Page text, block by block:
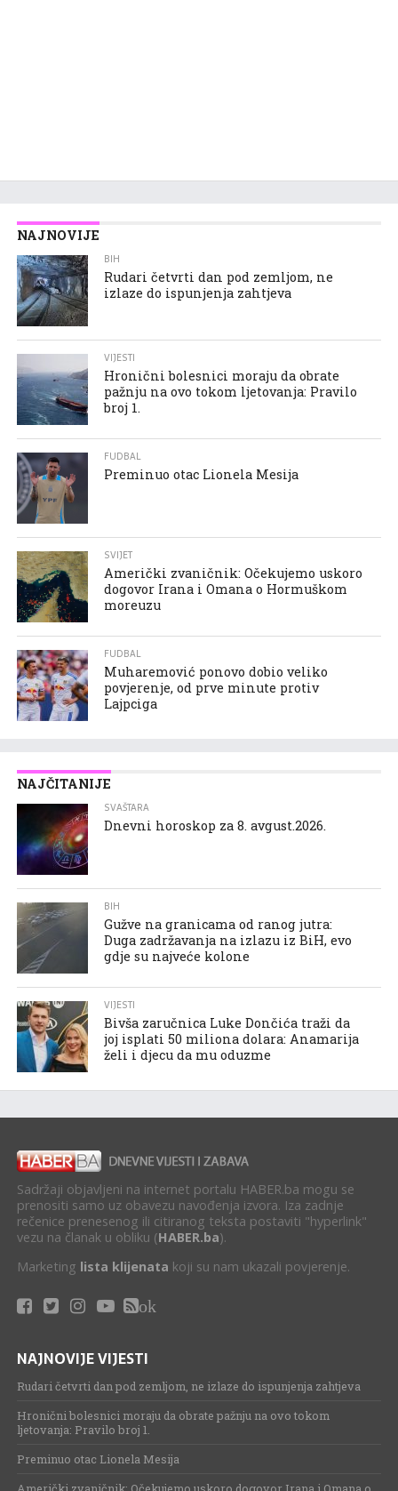
NAJNOVIJE
BIH
Rudari četvrti dan pod zemljom, ne
izlaze do ispunjenja zahtjeva
VIJESTI
Hronični bolesnici moraju da obrate
pažnju na ovo tokom ljetovanja: Pravilo
broj 1.
FUDBAL
Preminuo otac Lionela Mesija
SVIJET
Američki zvaničnik: Očekujemo uskoro
dogovor Irana i Omana o Hormuškom
moreuzu
FUDBAL
Muharemović ponovo dobio veliko
povjerenje, od prve minute protiv
Lajpciga
NAJČITANIJE
SVAŠTARA
Dnevni horoskop za 8. avgust.2026.
BIH
Gužve na granicama od ranog jutra:
Duga zadržavanja na izlazu iz BiH, evo
gdje su najveće kolone
VIJESTI
Bivša zaručnica Luke Dončića traži da
joj isplati 50 miliona dolara: Anamarija
želi i djecu da mu oduzme
Sadržaji objavljeni na internet portalu HABER.ba mogu se
prenositi samo uz obavezu navođenja izvora. Iza zadnje
rečenice prenesenog ili citiranog teksta postaviti "hyperlink"
vezu na članak u obliku (HABER.ba).
Marketing lista klijenata koji su nam ukazali povjerenje.
ok
NAJNOVIJE VIJESTI
Rudari četvrti dan pod zemljom, ne izlaze do ispunjenja zahtjeva
Hronični bolesnici moraju da obrate pažnju na ovo tokom
ljetovanja: Pravilo broj 1.
Preminuo otac Lionela Mesija
Američki zvaničnik: Očekujemo uskoro dogovor Irana i Omana o